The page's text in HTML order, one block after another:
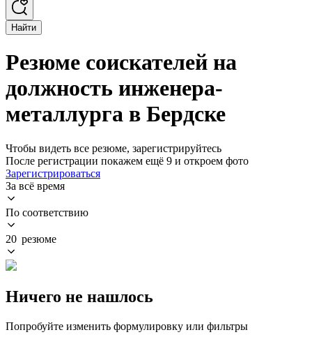
Найти
Резюме соискателей на
должность инженера-
металлурга в Бердске
Чтобы видеть все резюме, зарегистрируйтесь
После регистрации покажем ещё 9 и откроем фото
Зарегистрироваться
За всё время
По соответствию
20 резюме
Ничего не нашлось
Попробуйте изменить формулировку или фильтры